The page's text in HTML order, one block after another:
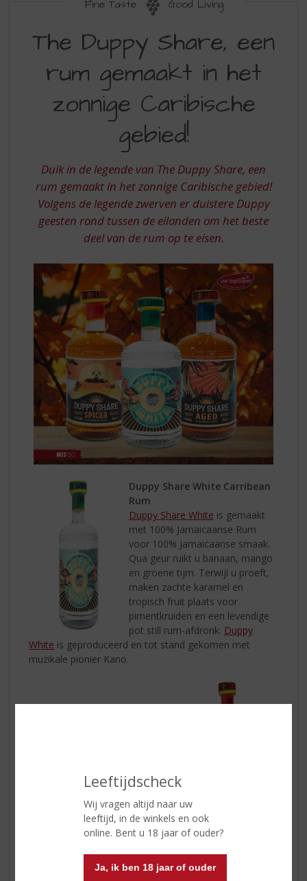
Leeftijdscheck
Wij vragen altijd naar uw
leeftijd, in de winkels en ook
online. Bent u 18 jaar of ouder?
Ja, ik ben 18 jaar of ouder
Fine Taste Good Living
DUPPY
SHARE
RUM
HET
ZONNIGE
CARIBISCHE
GEBIED
The Duppy Share, een
rum gemaakt in het
zonnige Caribische
gebied!
Duik in de legende van The Duppy Share, een
rum gemaakt in het zonnige Caribische gebied!
Volgens de legende zwerven er duistere Duppy
geesten rond tussen de eilanden om het beste
deel van de rum op te eisen.
Duppy Share White Carribean
Rum
Duppy Share White is gemaakt
met 100% Jamaicaanse Rum
voor 100% Jamaicaanse smaak.
Qua geur ruikt u banaan, mango
en groene tijm. Terwijl u proeft,
maken zachte karamel en
tropisch fruit plaats voor
pimentkruiden en een levendige
pot still rum-afdronk. Duppy
White is geproduceerd en tot stand gekomen met
muzikale pionier Kano.
uit Jamaica en Barbados met de
toevoeging van ananas en
kolanoot. Uitgeroepen tot de
Spiced rumvan het
Verenigd Koninkrijk, bekroond
Duppy Share Spiced rum is van nature gekruid
met gember, vanille, cola, grapefruit, ananas,